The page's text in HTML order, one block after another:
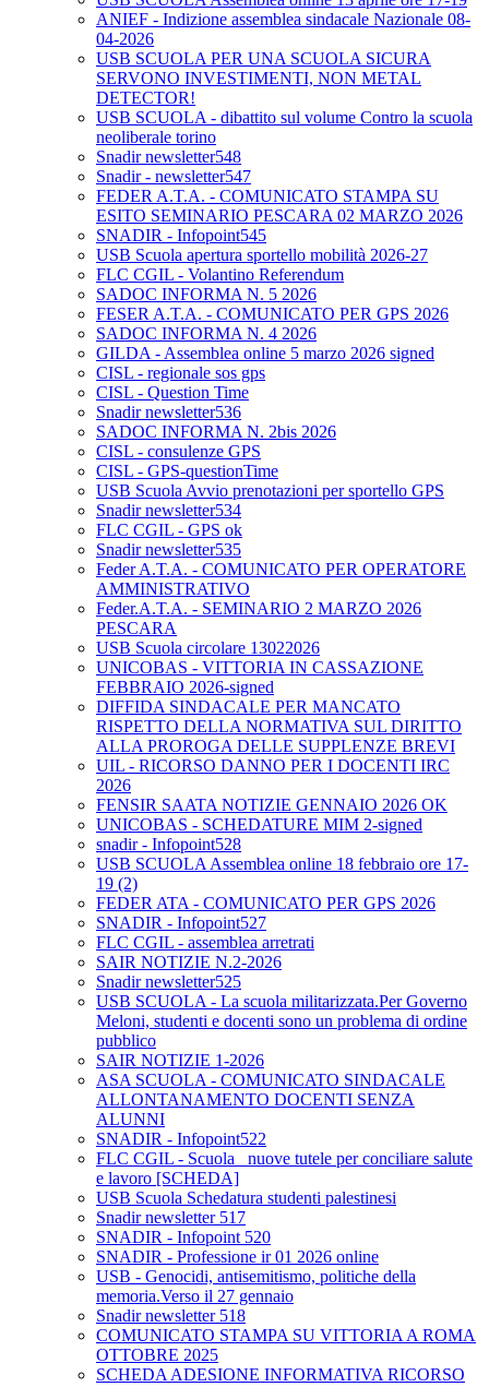
ANIEF - Indizione assemblea sindacale Nazionale 08-
04-2026
USB SCUOLA PER UNA SCUOLA SICURA
SERVONO INVESTIMENTI, NON METAL
DETECTOR!
USB SCUOLA - dibattito sul volume Contro la scuola
neoliberale torino
Snadir newsletter548
Snadir - newsletter547
FEDER A.T.A. - COMUNICATO STAMPA SU
ESITO SEMINARIO PESCARA 02 MARZO 2026
SNADIR - Infopoint545
USB Scuola apertura sportello mobilità 2026-27
FLC CGIL - Volantino Referendum
SADOC INFORMA N. 5 2026
FESER A.T.A. - COMUNICATO PER GPS 2026
SADOC INFORMA N. 4 2026
GILDA - Assemblea online 5 marzo 2026 signed
CISL - regionale sos gps
CISL - Question Time
Snadir newsletter536
SADOC INFORMA N. 2bis 2026
CISL - consulenze GPS
CISL - GPS-questionTime
USB Scuola Avvio prenotazioni per sportello GPS
Snadir newsletter534
FLC CGIL - GPS ok
Snadir newsletter535
Feder A.T.A. - COMUNICATO PER OPERATORE
AMMINISTRATIVO
Feder.A.T.A. - SEMINARIO 2 MARZO 2026
PESCARA
USB Scuola circolare 13022026
UNICOBAS - VITTORIA IN CASSAZIONE
FEBBRAIO 2026-signed
DIFFIDA SINDACALE PER MANCATO
RISPETTO DELLA NORMATIVA SUL DIRITTO
ALLA PROROGA DELLE SUPPLENZE BREVI
UIL - RICORSO DANNO PER I DOCENTI IRC
2026
FENSIR SAATA NOTIZIE GENNAIO 2026 OK
UNICOBAS - SCHEDATURE MIM 2-signed
snadir - Infopoint528
USB SCUOLA Assemblea online 18 febbraio ore 17-
19 (2)
FEDER ATA - COMUNICATO PER GPS 2026
SNADIR - Infopoint527
FLC CGIL - assemblea arretrati
SAIR NOTIZIE N.2-2026
Snadir newsletter525
USB SCUOLA - La scuola militarizzata.Per Governo
Meloni, studenti e docenti sono un problema di ordine
pubblico
SAIR NOTIZIE 1-2026
ASA SCUOLA - COMUNICATO SINDACALE
ALLONTANAMENTO DOCENTI SENZA
ALUNNI
SNADIR - Infopoint522
FLC CGIL - Scuola_ nuove tutele per conciliare salute
e lavoro [SCHEDA]
USB Scuola Schedatura studenti palestinesi
Snadir newsletter 517
SNADIR - Infopoint 520
SNADIR - Professione ir 01 2026 online
USB - Genocidi, antisemitismo, politiche della
memoria.Verso il 27 gennaio
Snadir newsletter 518
COMUNICATO STAMPA SU VITTORIA A ROMA
OTTOBRE 2025
SCHEDA ADESIONE INFORMATIVA RICORSO